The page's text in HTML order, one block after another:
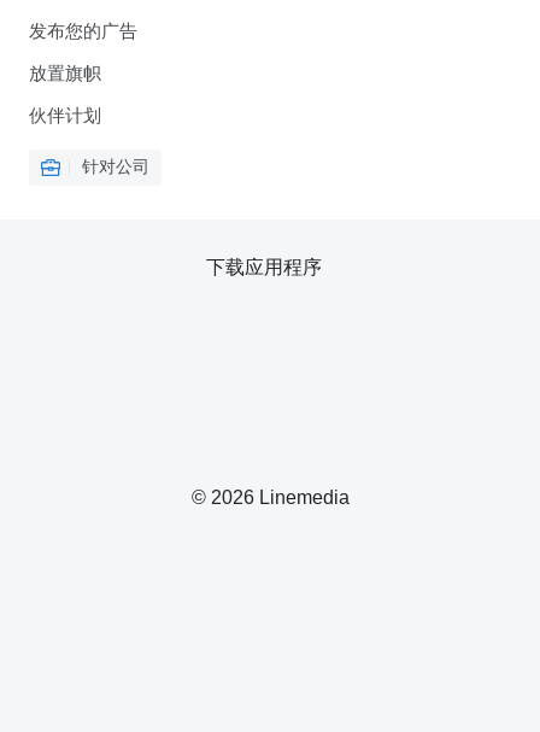
发布您的广告
放置旗帜
伙伴计划
针对公司
© 2026 Linemedia
下载应用程序